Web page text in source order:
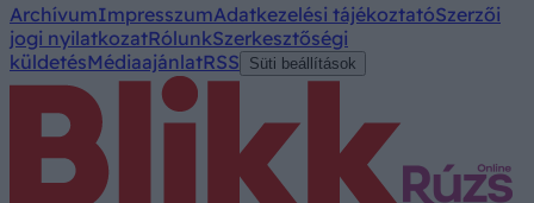
ArchívumImpresszumAdatkezelési tájékoztatóSzerzői
jogi nyilatkozatRólunkSzerkesztőségi
küldetésMédiaajánlatRSS Süti beállítások